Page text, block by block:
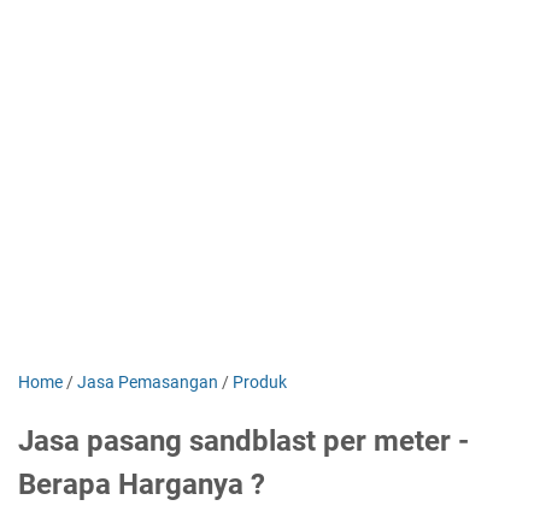
Home /Jasa Pemasangan / Produk
Jasa pasang sandblast per meter -
Berapa Harganya ?